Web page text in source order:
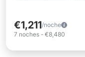
€1,211/noche
7 noches - €8,480